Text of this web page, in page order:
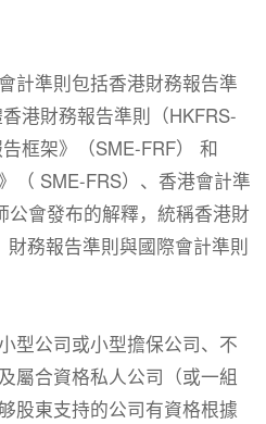
計準則包括香港財務報告準
港財務報告準則（HKFRS-
框架》（SME-FRF） 和
（ SME-FRS）、香港會計準
公會發布的解釋，統稱香港財
務報告準則與國際會計準則
型公司或小型擔保公司、不
屬合資格私人公司（或一組
股東支持的公司有資格根據